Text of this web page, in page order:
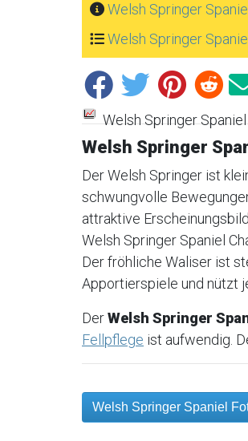
Welsh Springer
Welsh Springer
Welsh Springer
Welsh Springer
Der Welsh Springer ist
schwungvolle
attraktive Erscheinungsbild.
Welsh Springer Spaniel
Der fröhliche Waliser ist
Apportierspiele und nützt
DerWelsh Springer
Fellpflege ist aufwendig.
Welsh Springer Spaniel